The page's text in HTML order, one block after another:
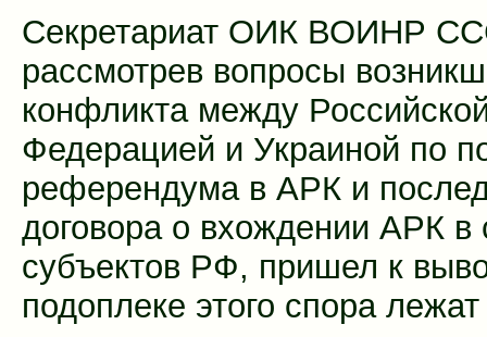
Секретариат ОИК ВОИНР
рассмотрев вопросы
конфликта между
Федерацией и Украиной по
референдума в АРК и
договора о вхождении АРК в
субъектов РФ, пришел к
подоплеке этого спора